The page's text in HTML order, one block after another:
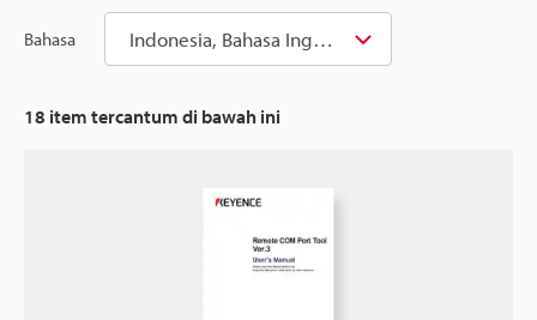
Bahasa Indonesia, Bahasa Inggris
18 item tercantum di bawah ini